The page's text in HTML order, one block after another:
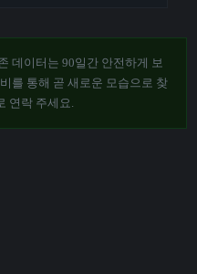
데이터는 90일간 안전하게 보
를 통해 곧 새로운 모습으로 찾
연락 주세요.